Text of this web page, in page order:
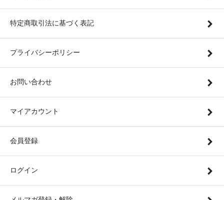
特定商取引法に基づく表記
プライバシーポリシー
お問い合わせ
マイアカウント
会員登録
ログイン